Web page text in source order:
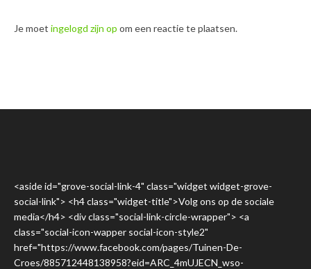
Je moet ingelogd zijn op om een reactie te plaatsen.
<aside id="grove-social-link-4" class="widget widget-grove-
social-link"> <h4 class="widget-title">Volg ons op de sociale
media</h4> <div class="social-link-circle-wrapper"> <a
class="social-icon-wapper social-icon-style2"
href="https://www.facebook.com/pages/Tuinen-De-
Croes/885712448138958?eid=ARC_4mUJECN_wso-